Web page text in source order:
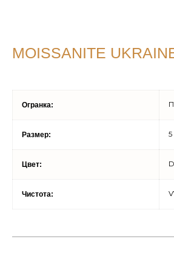
MOISSANITE
Огранка:
Размер: 5
Цвет:
Чистота: